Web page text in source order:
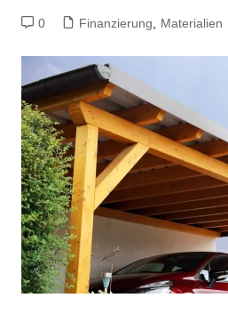
0 Finanzierung Materialien